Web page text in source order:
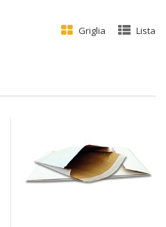
Griglia Lista